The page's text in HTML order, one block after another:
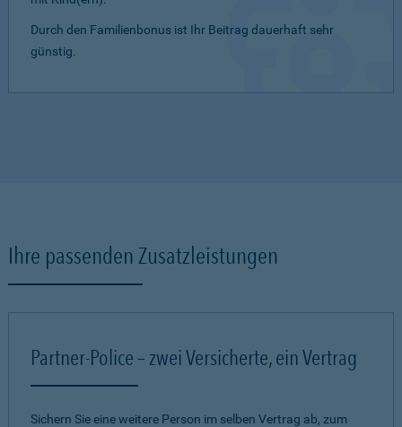
Durch den Familienbonus ist Ihr Beitrag dauerhaft sehr
günstig.
Ihre passenden Zusatzleistungen
Partner-Police – zwei Versicherte, ein Vertrag
Sichern Sie eine weitere Person im selben Vertrag ab, zum